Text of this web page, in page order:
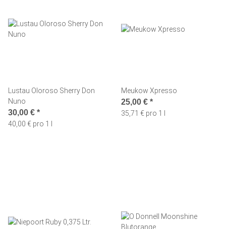
Lustau Oloroso Sherry Don
Nuno
30,00 € *
40,00 € pro 1 l
Meukow Xpresso
25,00 € *
35,71 € pro 1 l